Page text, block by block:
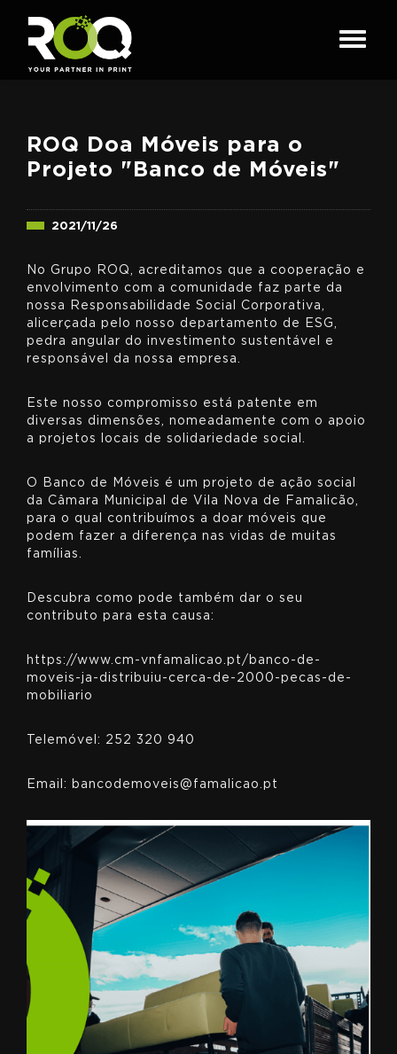
ROQ Doa Móveis para o
Projeto "Banco de Móveis"
2021/11/26
No Grupo ROQ, acreditamos que a cooperação e
envolvimento com a comunidade faz parte da
nossa Responsabilidade Social Corporativa,
alicerçada pelo nosso departamento de ESG,
pedra angular do investimento sustentável e
responsável da nossa empresa.
Este nosso compromisso está patente em
diversas dimensões, nomeadamente com o apoio
a projetos locais de solidariedade social.
O Banco de Móveis é um projeto de ação social
da Câmara Municipal de Vila Nova de Famalicão,
para o qual contribuímos a doar móveis que
podem fazer a diferença nas vidas de muitas
famílias.
Descubra como pode também dar o seu
contributo para esta causa:
https://www.cm-vnfamalicao.pt/banco-de-
moveis-ja-distribuiu-cerca-de-2000-pecas-de-
mobiliario
Telemóvel: 252 320 940
Email: bancodemoveis@famalicao.pt